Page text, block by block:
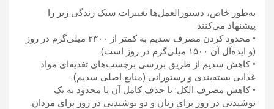
به‌طور خاص، دستورالعمل‌ها تغییرات سبک زندگی زیر را
پیشنهاد می‌کنند:
• محدود کردن مصرف سدیم به کمتر از ۲۳۰۰ میلی‌گرم در روز
(و ایده‌آل آن ۱۵۰۰ میلی‌گرم در روز است).
• کاهش سدیم از طریق بررسی برچسب‌های تغذیه‌ای مواد
غذایی بسته‌بندی و رستورانی (منابع اصلی سدیم).
• کاهش مصرف الکل: یا حذف کامل آن یا محدود به یک
نوشیدنی در روز برای زنان و دو نوشیدنی در روز برای مردان.